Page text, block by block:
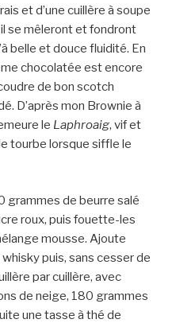
et d’une cuillère à soupe
se mêleront et fondront
belle et douce fluidité. En
chocolatée est encore
de bon scotch
D’après mon Brownie à
le Laphroaig, vif et
tourbe lorsque siffle le
grammes de beurre salé
roux, puis fouette-les
mousse. Ajoute
puis, sans cesser de
par cuillère, avec
de neige, 180 grammes
une tasse à thé de